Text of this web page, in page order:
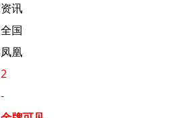
资讯
全国
凤凰
2
-